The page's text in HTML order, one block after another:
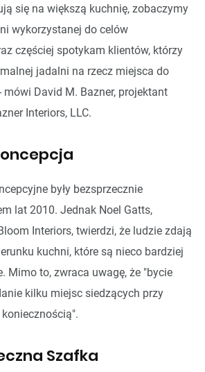
się na większą kuchnię, zobaczymy
wykorzystanej do celów
częściej spotykam klientów, którzy
jadalni na rzecz miejsca do
mówi David M. Bazner, projektant
Interiors, LLC.
były bezsprzecznie
lat 2010. Jednak Noel Gatts,
Interiors, twierdzi, że ludzie zdają
kuchni, które są nieco bardziej
Mimo to, zwraca uwagę, że "bycie
kilku miejsc siedzących przy
Szafka